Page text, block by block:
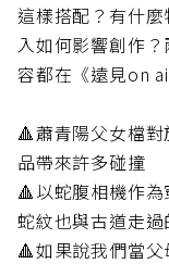
這樣搭配？有什
入如何影響創作
容都在《遠見on
🔺蕭青陽父女檔
品帶來許多碰撞
🔺以蛇腹相機作
蛇紋也與古道走
🔺如果說我們當